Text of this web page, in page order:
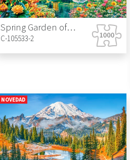
Spring Garden of Harmony
C-105533-2
NOVEDAD